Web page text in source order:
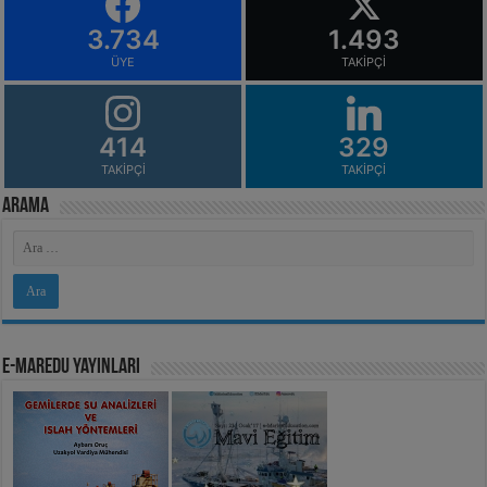
3.734
ÜYE
1.493
TAKIPÇI
414
TAKIPÇI
329
TAKIPÇI
Arama
e-MarEdu Yayınları